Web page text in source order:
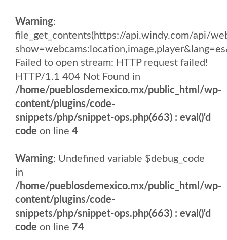
Warning:
file_get_contents(https://api.windy.com/api/
Failed to open stream: HTTP request failed!
HTTP/1.1 404 Not Found in
/home/pueblosdemexico.mx/public_html/wp-
content/plugins/code-
snippets/php/snippet-ops.php(663) : eval()'d
code on line 4
Warning: Undefined variable $debug_code
in
/home/pueblosdemexico.mx/public_html/wp-
content/plugins/code-
snippets/php/snippet-ops.php(663) : eval()'d
code on line 74